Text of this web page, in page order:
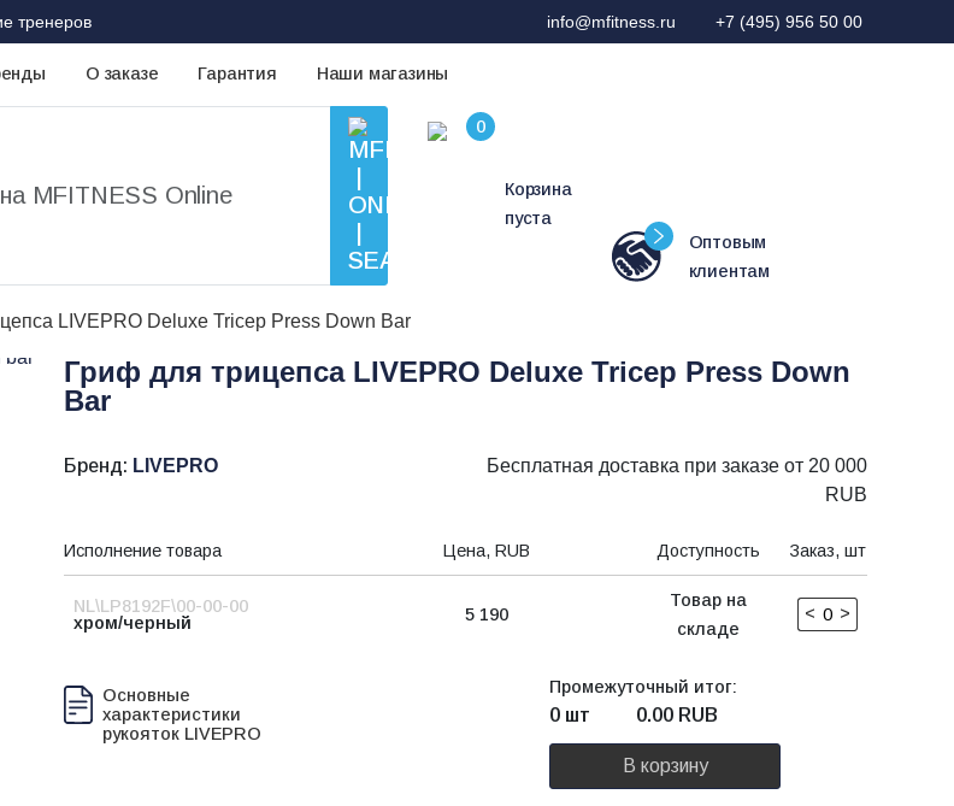
тренеров info@mfitness.ru +7 (495) 956 50 00
О заказе Гарантия Наши магазины
Корзина
пуста
Оптовым
клиентам
LIVEPRO Deluxe Tricep Press Down Bar
Гриф для трицепса LIVEPRO Deluxe Tricep Press Down
Bar
Бренд: LIVEPRO
Бесплатная доставка при заказе от 20 000
RUB
Исполнение товара Цена, RUB Доступность Заказ, шт
NL\LP8192F\00-00-00
хром/черный
5 190
Товар на
складе
< >
Основные
характеристики
рукояток LIVEPRO
Промежуточный итог:
0 шт 0.00 RUB
В корзину